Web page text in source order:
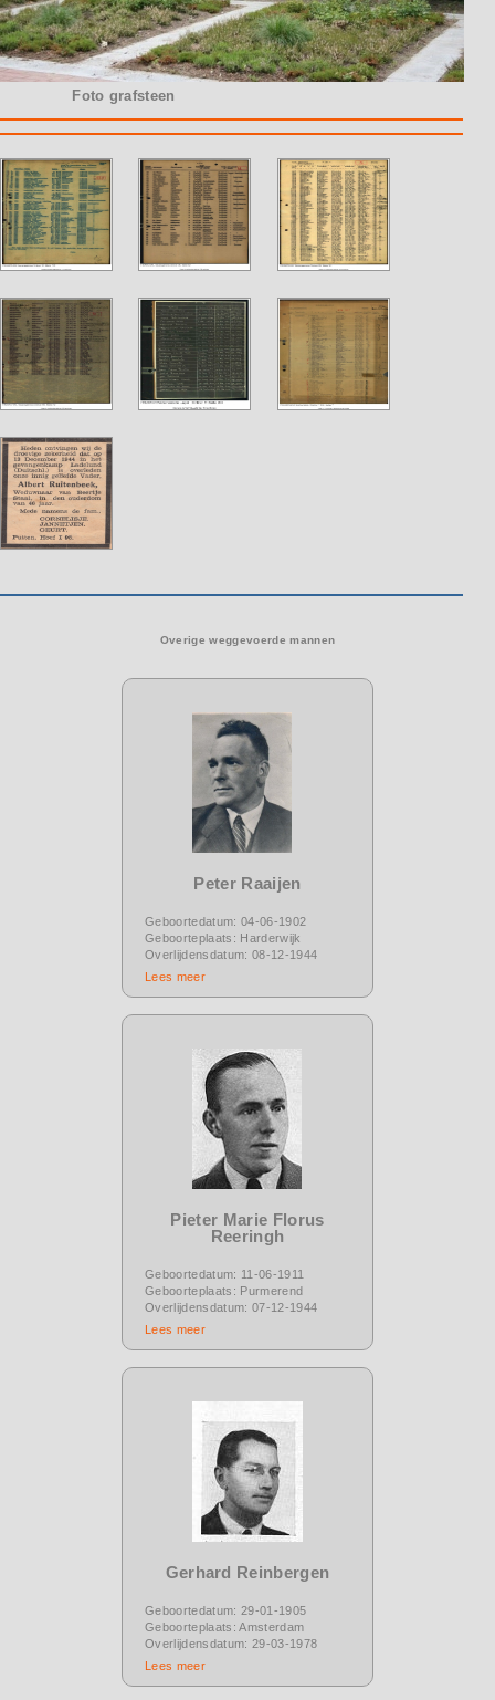
Foto grafsteen
Overige weggevoerde mannen
Peter Raaijen
Geboortedatum: 04-06-1902
Geboorteplaats: Harderwijk
Overlijdensdatum: 08-12-1944
Lees meer
Pieter Marie Florus
Reeringh
Geboortedatum: 11-06-1911
Geboorteplaats: Purmerend
Overlijdensdatum: 07-12-1944
Lees meer
Gerhard Reinbergen
Geboortedatum: 29-01-1905
Geboorteplaats: Amsterdam
Overlijdensdatum: 29-03-1978
Lees meer